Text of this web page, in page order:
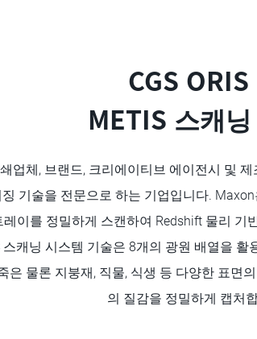
CGS ORIS
METIS 스캐
업체, 브랜드, 크리에이티브 에이전시 및
기술을 전문으로 하는 기업입니다.
레이를 정밀하게 스캔하여 Redshift 물리 기
스캐닝 시스템 기술은 8개의 광원 배열을
은 물론 지붕재, 직물, 식생 등 다양한 표면
의 질감을 정밀하게 캡처